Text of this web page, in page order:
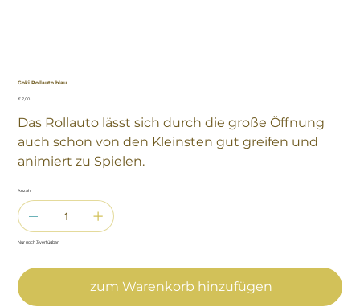
Goki Rollauto blau
Preis
€ 7,00
Das Rollauto lässt sich durch die große Öffnung
auch schon von den Kleinsten gut greifen und
animiert zu Spielen.
Anzahl
Nur noch 3 verfügbar
zum Warenkorb hinzufügen